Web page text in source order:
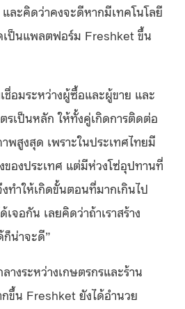
ละคิดว่าคงจะดีหากมีเทคโนโลยี
เป็นแพลตฟอร์ม Freshket ขึ้น
ชื่อมระหว่างผู้ซื้อและผู้ขาย และ
รเป็นหลัก ให้ทั้งคู่เกิดการติดต่อ
พสูงสุด เพราะในประเทศไทยมี
ของประเทศ แต่มีห่วงโซ่อุปทานที่
ทำให้เกิดขั้นตอนที่มากเกินไป
จอกัน เลยคิดว่าถ้าเราสร้าง
น่าจะดี”
างระหว่างเกษตรกรและร้าน
กขึ้น Freshket ยังได้อำนวย